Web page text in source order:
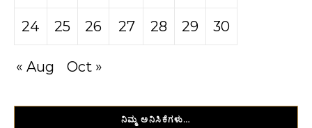
24 25 26 27 28 29 30
« Aug Oct »
ನಿಮ್ಮ ಅನಿಸಿಕೆಗಳು…